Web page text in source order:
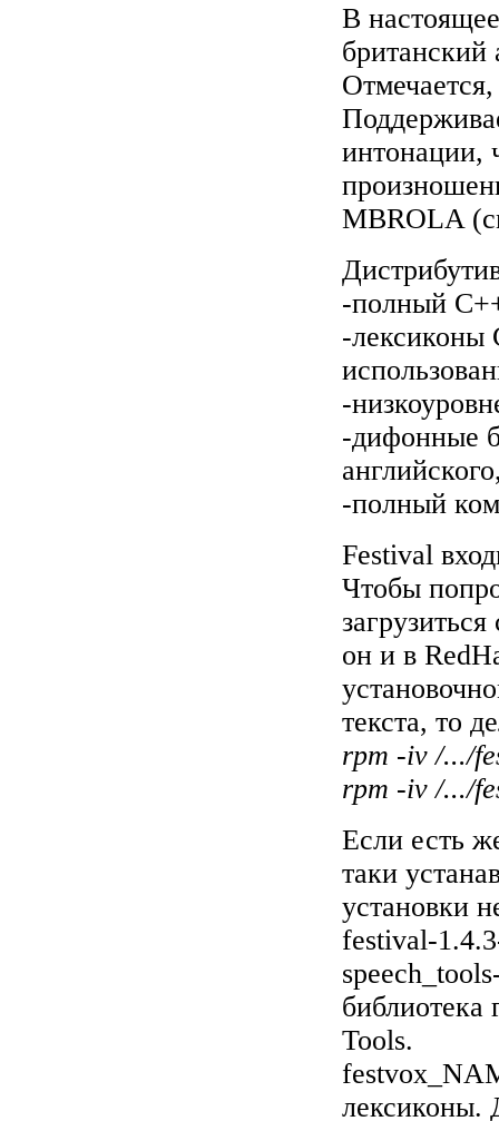
В
британский
интонации,
MBROLA
-полный
-лексиконы
-
-дифонные
-полный
Festival
Чтобы
он и в
текста, то
rpm -iv /.../
rpm -iv /.../
Если есть
таки
установки
festival-
библиотека
Tools.
лексиконы.